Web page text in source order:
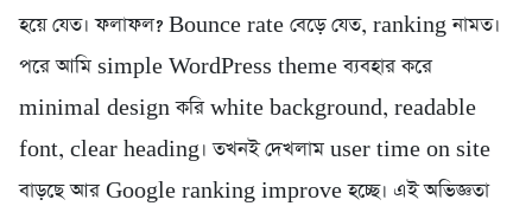
হয়ে যেত। ফলাফল? Bounce rate বেড়ে যেত, ranking নামত।
পরে আমি simple WordPress theme ব্যবহার করে
minimal design করি white background, readable
font, clear heading। তখনই দেখলাম user time on site
বাড়ছে আর Google ranking improve হচ্ছে। এই অভিজ্ঞতা